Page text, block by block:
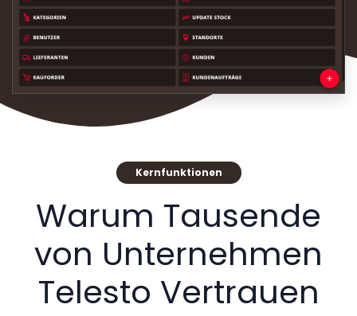
Kernfunktionen
Warum Tausende
von Unternehmen
Telesto Vertrauen